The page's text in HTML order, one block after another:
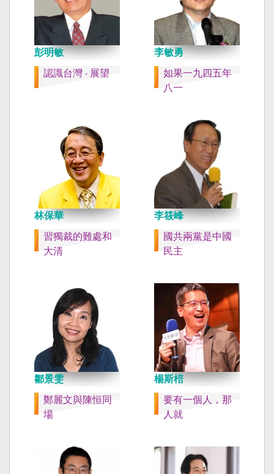
彭明敏
認識台灣 ‧ 展望
李敏勇
如果一九四五年
八一
林保華
習獨裁的難處和
大清
李筱峰
國共兩黨是中國
民主
鄒景雯
鄭麗文與陳恒同
場
楊斯棓
要有一個人，那
人就